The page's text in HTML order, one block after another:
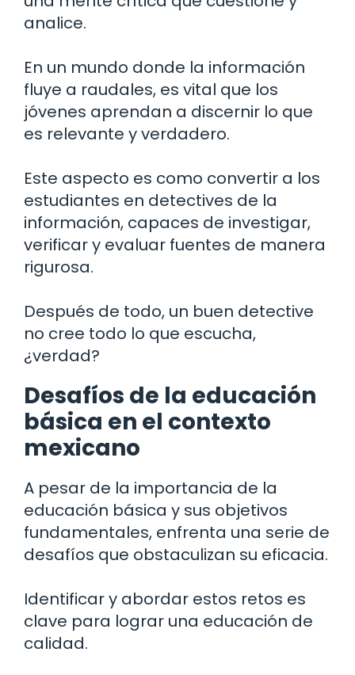
analice.
En un mundo donde la información
fluye a raudales, es vital que los
jóvenes aprendan a discernir lo que
es relevante y verdadero.
Este aspecto es como convertir a los
estudiantes en detectives de la
información, capaces de investigar,
verificar y evaluar fuentes de manera
rigurosa.
Después de todo, un buen detective
no cree todo lo que escucha,
¿verdad?
Desafíos de la educación
básica en el contexto
mexicano
A pesar de la importancia de la
educación básica y sus objetivos
fundamentales, enfrenta una serie de
desafíos que obstaculizan su eficacia.
Identificar y abordar estos retos es
clave para lograr una educación de
calidad.